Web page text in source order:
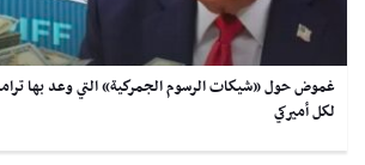
لكل أميركي